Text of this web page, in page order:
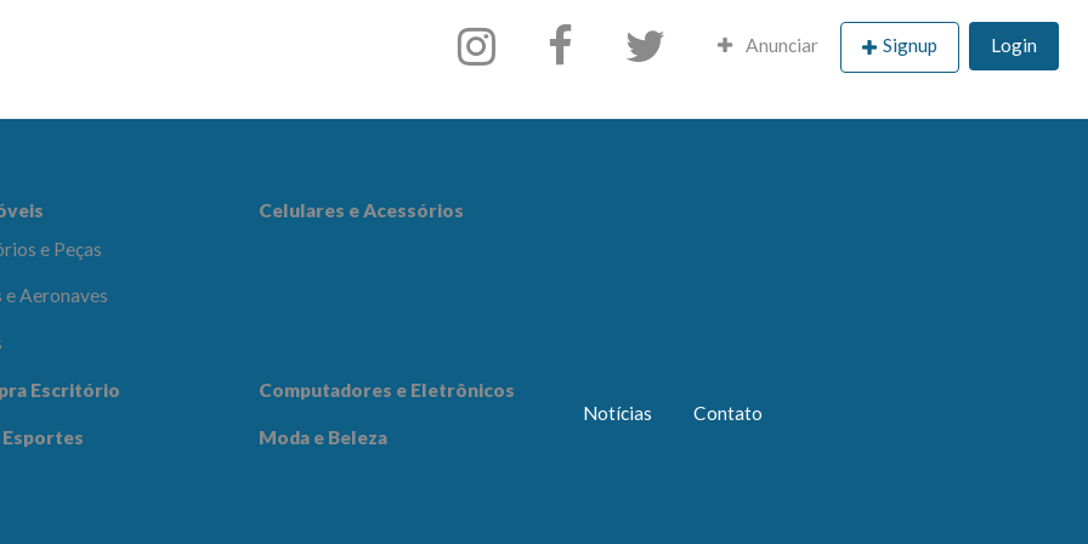
e
Beleza
Anunciar Signup Login
e Peças
e Aeronaves
Celulares e Acessórios
Escritório Computadores e Eletrônicos
Esportes Moda e Beleza
Notícias Contato